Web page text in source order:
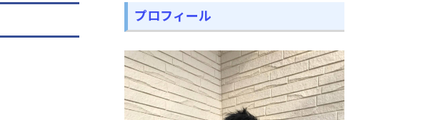
プロフィール